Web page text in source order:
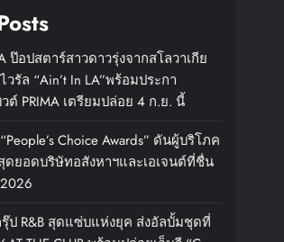
ป๊อปสตาร์สาวดาวรุ่งจากสโลวาเกีย
วรัล “Ain’t In LA”พร้อมประกา
ต์ PRIMA เตรียมปล่อย 4 ก.ย. นี้
Choice Awards” ดันผู้บริโภค
ยอดบริษัทอสังหาฯและเอเจนต์ที่ชื่น
รุ๊ป R&B สุดแซ่บแห่งยุค ส่งอัลบั้มชุดที่